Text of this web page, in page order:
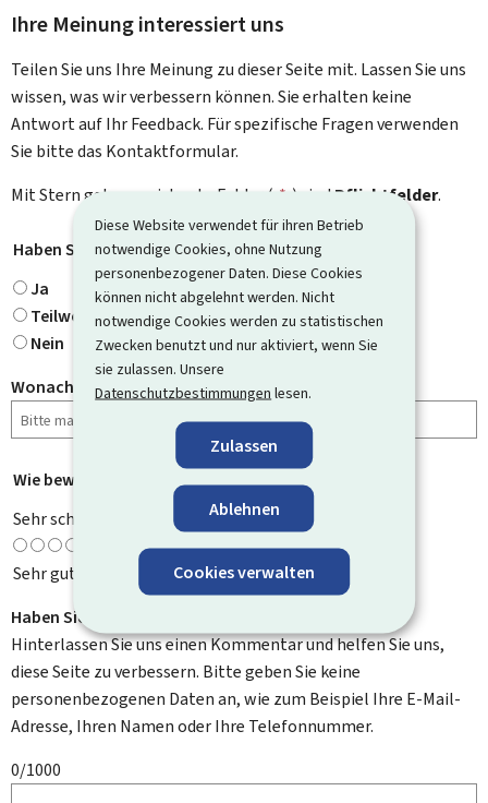
Diese Website verwendet für ihren Betrieb
notwendige Cookies, ohne Nutzung
personenbezogener Daten. Diese Cookies
können nicht abgelehnt werden. Nicht
notwendige Cookies werden zu statistischen
Zwecken benutzt und nur aktiviert, wenn Sie
sie zulassen. Unsere
Datenschutzbestimmungen lesen.
Zulassen
Ablehnen
Cookies verwalten
Ihre Meinung interessiert uns
Teilen Sie uns Ihre Meinung zu dieser Seite mit. Lassen Sie uns
wissen, was wir verbessern können. Sie erhalten keine
Antwort auf Ihr Feedback. Für spezifische Fragen verwenden
Sie bitte das Kontaktformular.
Mit Stern gekennzeichnete Felder ( * ) sindPflichtfelder.
Haben Sie gefunden, wonach Sie gesucht haben?
Ja
Teilweise
Nein
Wonach haben Sie gesucht?
Wie bewerten Sie diese Seite? *
Sehr schlecht
Sehr gut
Haben Sie Verbesserungsvorschläge?
Hinterlassen Sie uns einen Kommentar und helfen Sie uns,
diese Seite zu verbessern. Bitte geben Sie keine
personenbezogenen Daten an, wie zum Beispiel Ihre E-Mail-
Adresse, Ihren Namen oder Ihre Telefonnummer.
0/1000